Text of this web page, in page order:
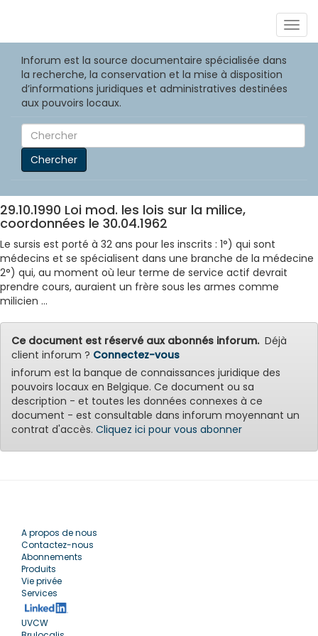
Inforum est la source documentaire spécialisée dans
la recherche, la conservation et la mise à disposition
d’informations juridiques et administratives destinées
aux pouvoirs locaux.
Chercher
29.10.1990 Loi mod. les lois sur la milice,
coordonnées le 30.04.1962
Le sursis est porté à 32 ans pour les inscrits : 1°) qui sont
médecins et se spécialisent dans une branche de la médecine
2°) qui, au moment où leur terme de service actif devrait
prendre cours, auraient un frère sous les armes comme
milicien ...
Ce document est réservé aux abonnés inforum.Déjà
client inforum ? Connectez-vous
inforum est la banque de connaissances juridique des
pouvoirs locaux en Belgique. Ce document ou sa
description - et toutes les données connexes à ce
document - est consultable dans inforum moyennant un
contrat d'accès. Cliquez ici pour vous abonner
A propos de nous
Contactez-nous
Abonnements
Produits
Vie privée
Services
UVCW